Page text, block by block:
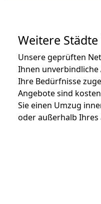
Weitere
Unsere geprüften
Ihnen unverbindliche
Ihre Bedürfnisse
Angebote sind
Sie einen Umzug
oder außerhalb